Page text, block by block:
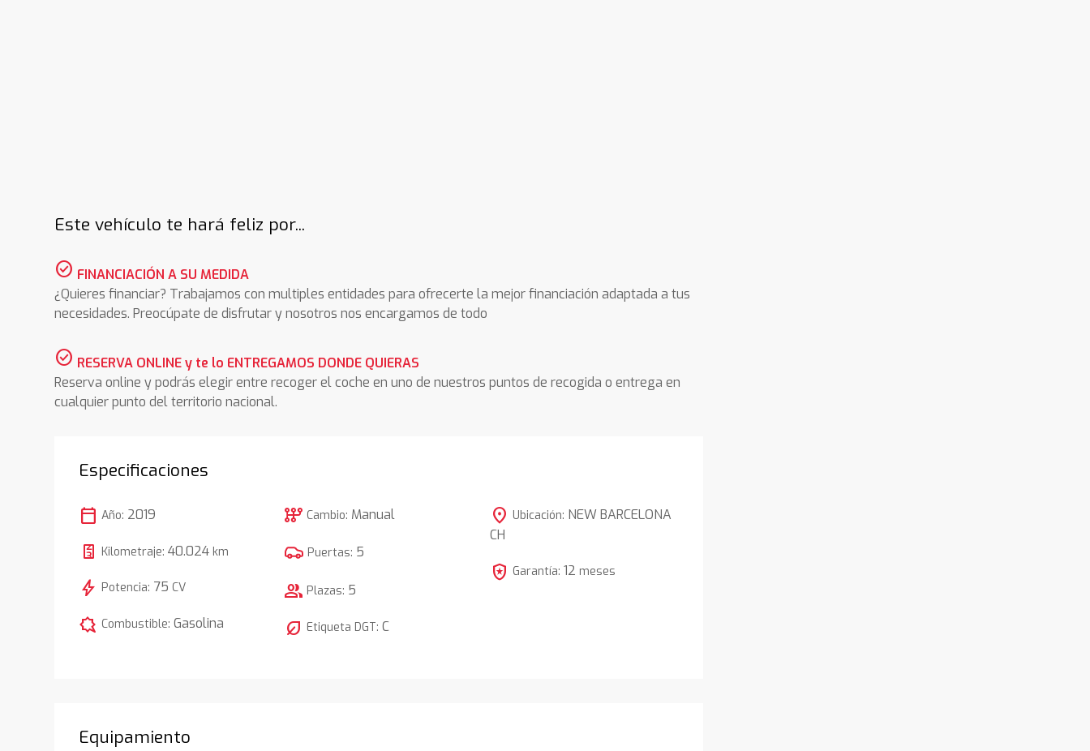
Este vehículo te hará feliz por...
check_circle FINANCIACIÓN A SU MEDIDA
¿Quieres financiar? Trabajamos con multiples entidades para ofrecerte la mejor financiación adaptada a tus
necesidades. Preocúpate de disfrutar y nosotros nos encargamos de todo
check_circle RESERVA ONLINE y te lo ENTREGAMOS DONDE QUIERAS
Reserva online y podrás elegir entre recoger el coche en uno de nuestros puntos de recogida o entrega en
cualquier punto del territorio nacional.
Especificaciones
calendar_today Año: 2019
Kilometraje:40.024 km
bolt Potencia: 75 CV
comic_bubble Combustible:Gasolina
auto_transmission Cambio: Manual
Puertas: 5
group Plazas: 5
nest_eco_leaf Etiqueta DGT:C
location_on Ubicación: NEW BARCELONA
CH
local_police Garantía: 12 meses
Equipamiento